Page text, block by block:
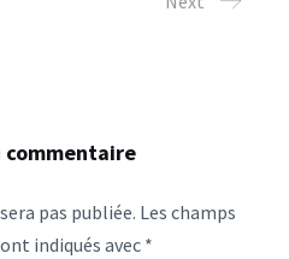
commentaire
pas publiée. Les champs
indiqués avec *